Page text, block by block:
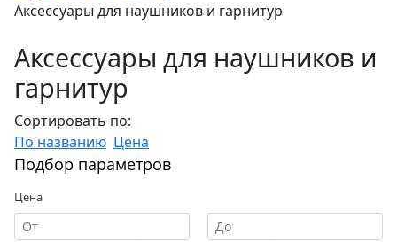
Аксессуары для наушников и гарнитур
Аксессуары для наушников и
гарнитур
Сортировать по:
По названию Цена
Подбор параметров
Цена